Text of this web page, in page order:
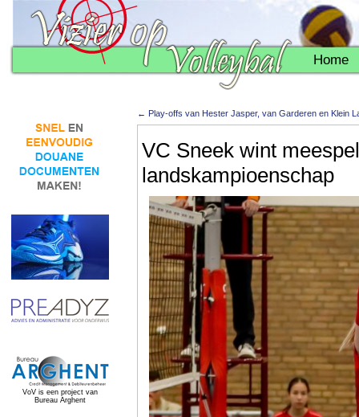
Home
VoV is een project van
Bureau Arghent
← Play-offs van Hester Jasper, van Garderen en Klein
VC Sneek wint
landskampioenschap